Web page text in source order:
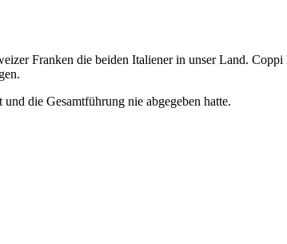
Franken die beiden Italiener in unser Land.
die Gesamtführung nie abgegeben hatte.